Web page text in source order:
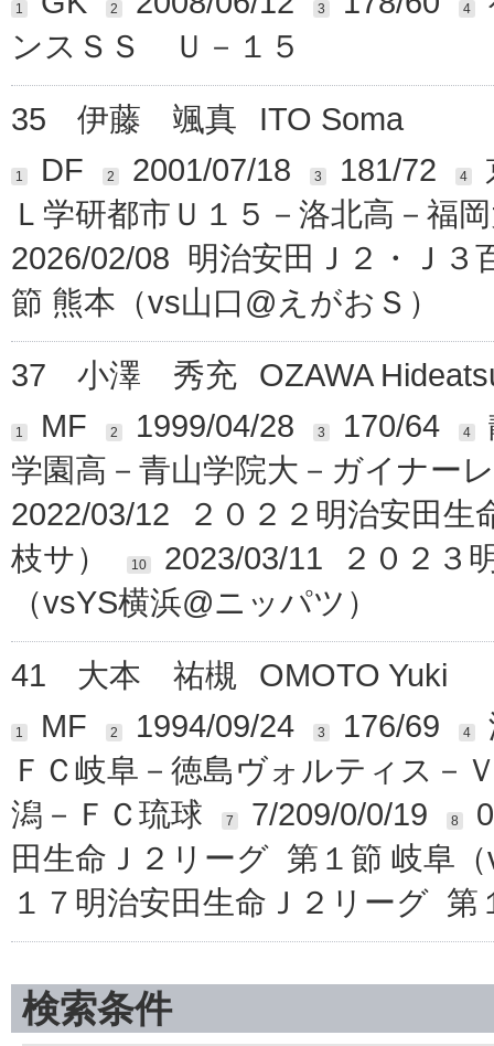
1 2 3 4
ンスＳＳ Ｕ－１５
35
伊藤 颯真 ITO Soma
1 DF 2 2001/07/18 3 181/72 4
Ｌ学研都市Ｕ１５－洛北高－福
2026/02/08 明治安田Ｊ２・Ｊ
節 熊本（vs山口@えがおＳ）
37
小澤 秀充 OZAWA
1 MF 2 1999/04/28 3 170/64 4
学園高－青山学院大－ガイナー
2022/03/12 ２０２２明治安田
枝サ）
10
2023/03/11 ２０２３
（vsYS横浜@ニッパツ）
41
大本 祐槻 OMOTO Yuki
1 MF 2 1994/09/24 3 176/69 4
ＦＣ岐阜－徳島ヴォルティス－
潟－ＦＣ琉球
7 7/209/0/0/19 8
田生命Ｊ２リーグ 第１節 岐阜
１７明治安田生命Ｊ２リーグ
検索条件